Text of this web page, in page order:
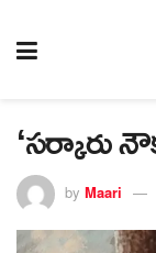
‘సర్కారు
by Maari